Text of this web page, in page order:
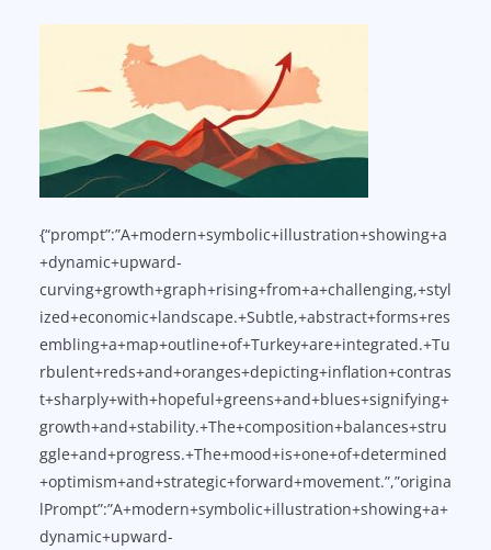
{“prompt”:”A+modern+symbolic+illustration+showing+a
+dynamic+upward-
curving+growth+graph+rising+from+a+challenging,+styl
ized+economic+landscape.+Subtle,+abstract+forms+res
embling+a+map+outline+of+Turkey+are+integrated.+Tu
rbulent+reds+and+oranges+depicting+inflation+contras
t+sharply+with+hopeful+greens+and+blues+signifying+
growth+and+stability.+The+composition+balances+stru
ggle+and+progress.+The+mood+is+one+of+determined
+optimism+and+strategic+forward+movement.”,”origina
lPrompt”:”A+modern+symbolic+illustration+showing+a+
dynamic+upward-